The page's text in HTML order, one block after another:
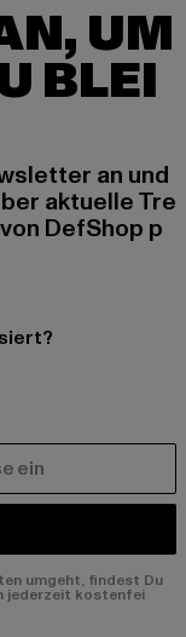
UM
BLEI
an und
aktuelle Tre
DefShop p
umgeht, findest Du
jederzeit kostenfei